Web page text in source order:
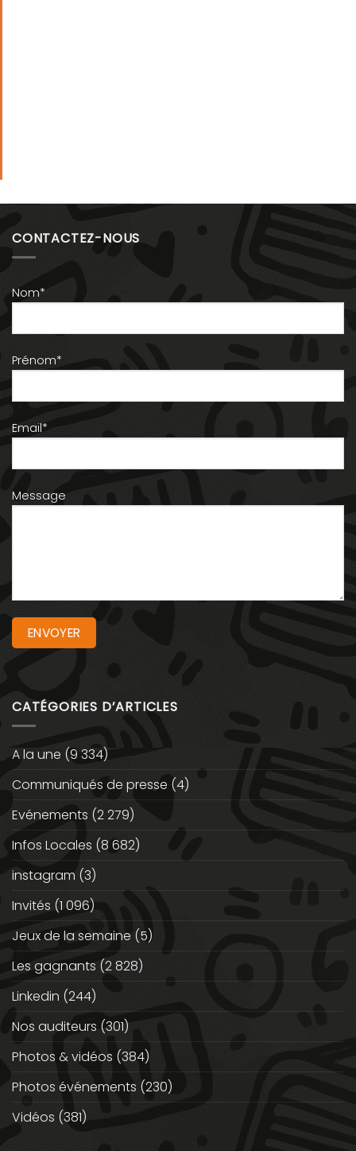
CONTACTEZ-NOUS
Nom*
Prénom*
Email*
Message
CATÉGORIES D’ARTICLES
A la une (9 334)
Communiqués de presse (4)
Evénements (2 279)
Infos Locales (8 682)
instagram (3)
Invités (1 096)
Jeux de la semaine (5)
Les gagnants (2 828)
Linkedin (244)
Nos auditeurs (301)
Photos & vidéos (384)
Photos événements (230)
Vidéos (381)